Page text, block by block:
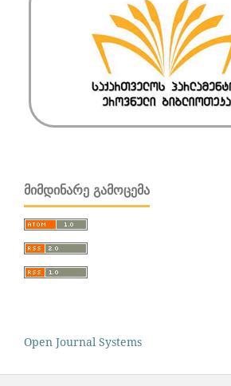
ᲛᲘᲛᲓᲘᲜᲐᲠᲔ ᲒᲐᲛᲝᲪᲔᲛᲐ
Open Journal Systems